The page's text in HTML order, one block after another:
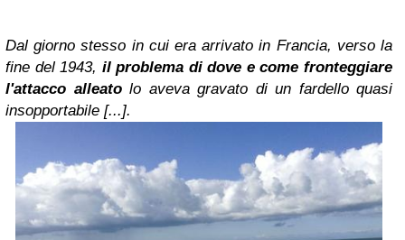
Dal giorno stesso in cui era arrivato in Francia, verso la
fine del 1943, il problema di dove e come fronteggiare
l'attacco alleatolo aveva gravato di un fardello quasi
insopportabile [...].